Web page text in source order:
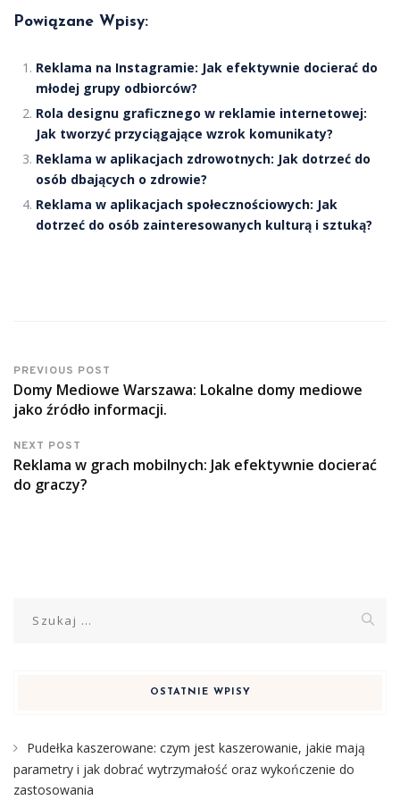
Powiązane Wpisy:
Reklama na Instagramie: Jak efektywnie docierać do
młodej grupy odbiorców?
Rola designu graficznego w reklamie internetowej:
Jak tworzyć przyciągające wzrok komunikaty?
Reklama w aplikacjach zdrowotnych: Jak dotrzeć do
osób dbających o zdrowie?
Reklama w aplikacjach społecznościowych: Jak
dotrzeć do osób zainteresowanych kulturą i sztuką?
PREVIOUS POST
Domy Mediowe Warszawa: Lokalne domy mediowe
jako źródło informacji.
NEXT POST
Reklama w grach mobilnych: Jak efektywnie docierać
do graczy?
OSTATNIE WPISY
Pudełka kaszerowane: czym jest kaszerowanie, jakie mają
parametry i jak dobrać wytrzymałość oraz wykończenie do
zastosowania